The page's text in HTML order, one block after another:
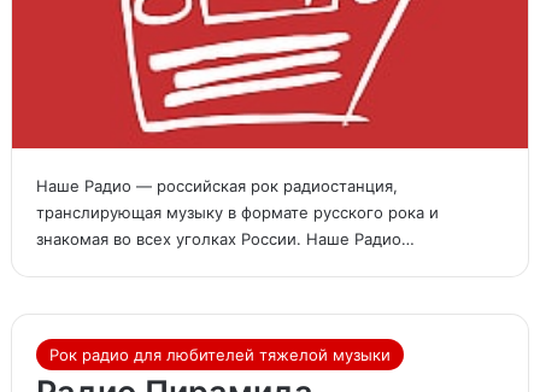
Наше Радио — российская рок радиостанция,
транслирующая музыку в формате русского рока и
знакомая во всех уголках России. Наше Радио…
Рок радио для любителей тяжелой музыки